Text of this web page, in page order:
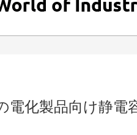
電化製品向け静